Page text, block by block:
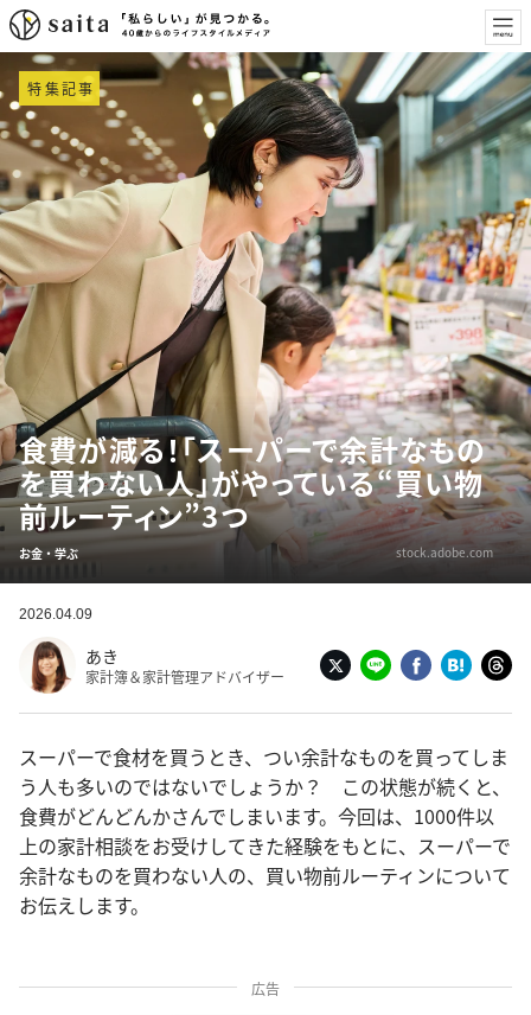
特集記事
食費が減る！「スーパーで余計なもの
を買わない人」がやっている“買い物
前ルーティン”3つ
お金・学ぶ stock.adobe.com
2026.04.09
あき
家計簿＆家計管理アドバイザー
スーパーで食材を買うとき、つい余計なものを買ってしま
う人も多いのではないでしょうか？ この状態が続くと、
食費がどんどんかさんでしまいます。今回は、1000件以
上の家計相談をお受けしてきた経験をもとに、スーパーで
余計なものを買わない人の、買い物前ルーティンについて
お伝えします。
広告